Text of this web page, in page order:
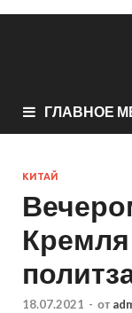
ГЛАВНОЕ
КИТАЙ
18.07.2021 - от